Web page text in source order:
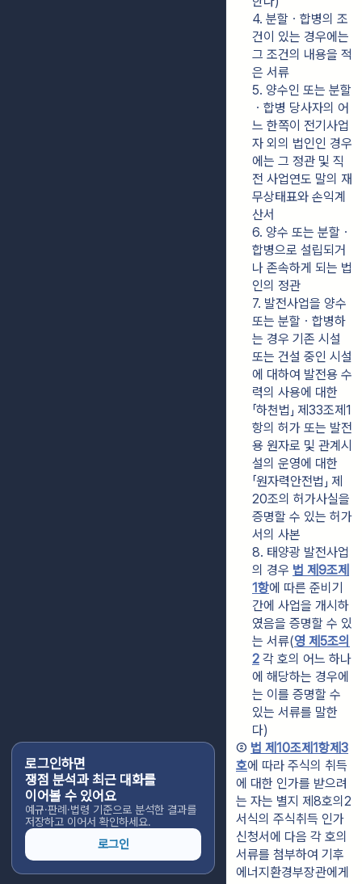
로그인하면
쟁점 분석과 최근 대화를
이어볼 수 있어요
예규·판례·법령 기준으로 분석한 결과를
저장하고 이어서 확인하세요.
로그인
4. 분할ㆍ합병의 조
건이 있는 경우에는
그 조건의 내용을 적
은 서류
5. 양수인 또는 분할
ㆍ합병 당사자의 어
느 한쪽이 전기사업
자 외의 법인인 경우
에는 그 정관 및 직
전 사업연도 말의 재
무상태표와 손익계
산서
6. 양수 또는 분할ㆍ
합병으로 설립되거
나 존속하게 되는 법
인의 정관
7. 발전사업을 양수
또는 분할ㆍ합병하
는 경우 기존 시설
또는 건설 중인 시설
에 대하여 발전용 수
력의 사용에 대한
「하천법」 제33조제1
항의 허가 또는 발전
용 원자로 및 관계시
설의 운영에 대한
「원자력안전법」 제
20조의 허가사실을
증명할 수 있는 허가
서의 사본
8. 태양광 발전사업
의 경우 법 제9조제
1항에 따른 준비기
간에 사업을 개시하
였음을 증명할 수 있
는 서류(영 제5조의
2 각 호의 어느 하나
에 해당하는 경우에
는 이를 증명할 수
있는 서류를 말한
다)
② 법 제10조제1항제3
호에 따라 주식의 취득
에 대한 인가를 받으려
는 자는 별지 제8호의2
서식의 주식취득 인가
신청서에 다음 각 호의
서류를 첨부하여 기후
에너지환경부장관에게